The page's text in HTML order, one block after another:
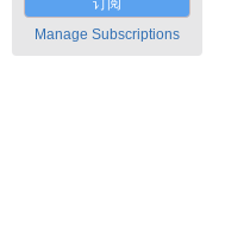
订阅
Manage Subscriptions